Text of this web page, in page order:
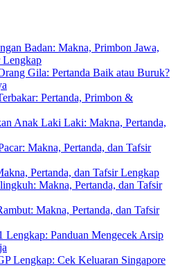
Badan: Makna, Primbon Jawa,
Lengkap
Gila: Pertanda Baik atau Buruk?
Pertanda, Primbon &
Anak Laki Laki: Makna, Pertanda,
Makna, Pertanda, dan Tafsir
Pertanda, dan Tafsir Lengkap
Makna, Pertanda, dan Tafsir
Makna, Pertanda, dan Tafsir
Lengkap: Panduan Mengecek Arsip
Lengkap: Cek Keluaran Singapore